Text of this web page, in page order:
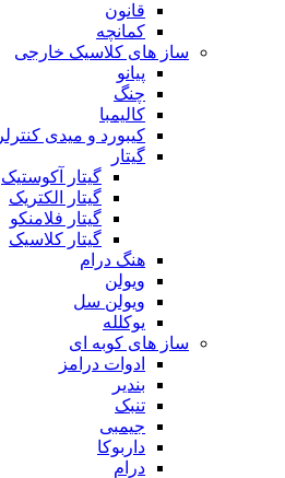
قانون
کمانچه
ساز های کلاسیک خارجی
پیانو
چنگ
کالیمبا
کیبورد و میدی کنترلر
گیتار
گیتار آکوستیک
گیتار الکتریک
گیتار فلامنکو
گیتار کلاسیک
هنگ درام
ویولن
ویولن سل
یوکلله
ساز های کوبه ای
ادوات درامز
بندیر
تنبک
جیمبی
داربوکا
درام